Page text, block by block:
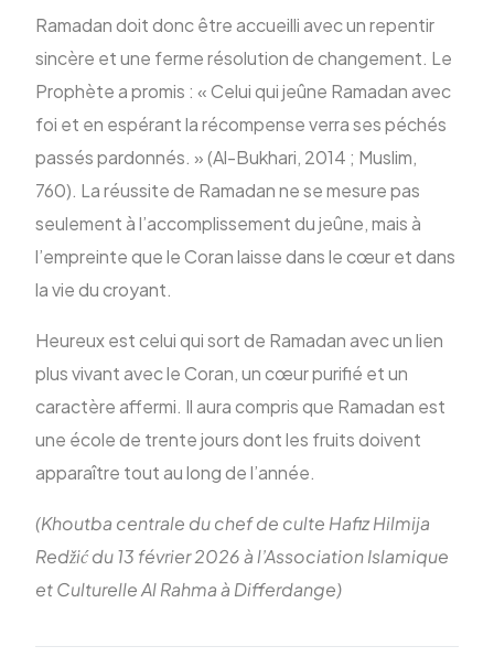
Ramadan doit donc être accueilli avec un repentir
sincère et une ferme résolution de changement. Le
Prophète a promis : « Celui qui jeûne Ramadan avec
foi et en espérant la récompense verra ses péchés
passés pardonnés. » (Al-Bukhari, 2014 ; Muslim,
760). La réussite de Ramadan ne se mesure pas
seulement à l’accomplissement du jeûne, mais à
l’empreinte que le Coran laisse dans le cœur et dans
la vie du croyant.
Heureux est celui qui sort de Ramadan avec un lien
plus vivant avec le Coran, un cœur purifié et un
caractère affermi. Il aura compris que Ramadan est
une école de trente jours dont les fruits doivent
apparaître tout au long de l’année.
(Khoutba centrale du chef de culte Hafiz Hilmija
Redžić du 13 février 2026 à l’Association Islamique
et Culturelle Al Rahma à Differdange)